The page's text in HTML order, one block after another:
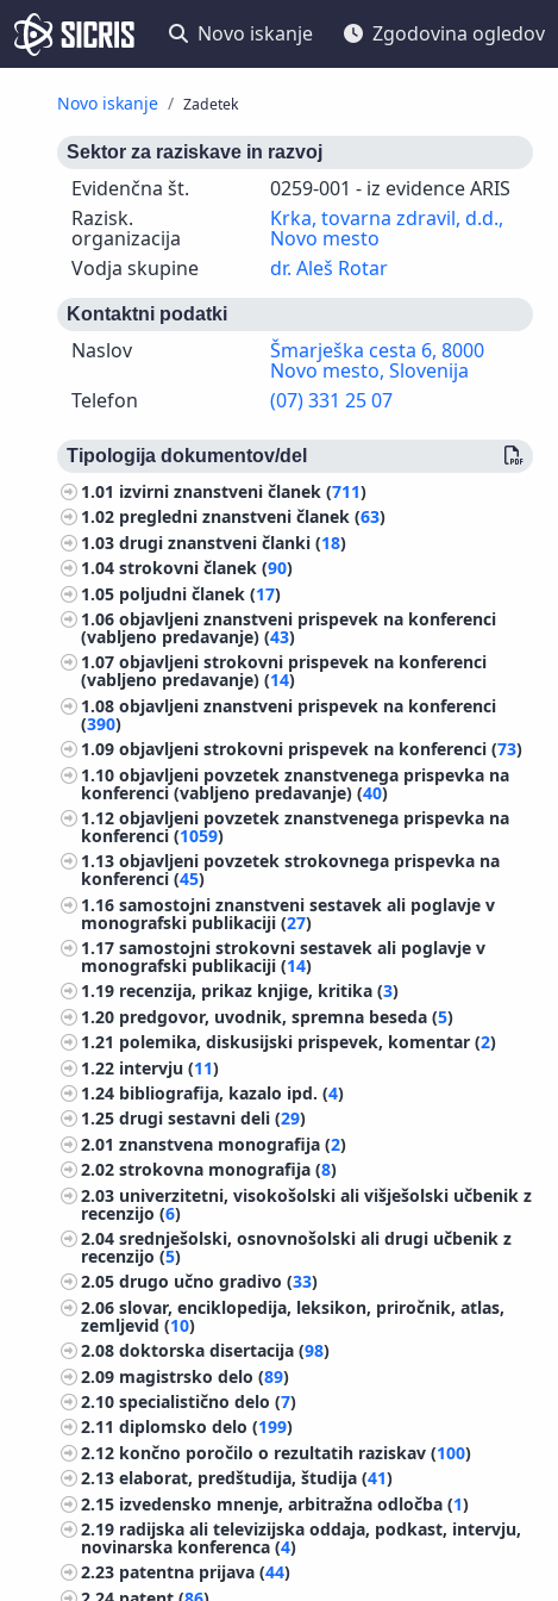
Novo iskanje Zgodovina ogledov
Novo iskanje Zadetek
Sektor za raziskave in razvoj
Evidenčna št.
0259-001 - iz evidence ARIS
Razisk.
organizacija
Krka, tovarna zdravil, d.d.,
Novo mesto
Vodja skupine
dr. Aleš Rotar
Kontaktni podatki
Naslov Šmarješka cesta 6, 8000
Novo mesto, Slovenija
Telefon
(07) 331 25 07
Tipologija dokumentov/del
1.01 izvirni znanstveni članek (711)
1.02 pregledni znanstveni članek (63)
1.03drugi znanstveni članki (18)
1.04strokovni članek (90)
1.05 poljudni članek (17)
1.06objavljeni znanstveni prispevek na konferenci
(vabljeno predavanje) (43)
1.07objavljeni strokovni prispevek na konferenci
(vabljeno predavanje) (14)
1.08objavljeni znanstveni prispevek na konferenci
(390)
1.09objavljeni strokovni prispevek na konferenci (73)
1.10objavljeni povzetek znanstvenega prispevka na
konferenci (vabljeno predavanje) (40)
1.12objavljeni povzetek znanstvenega prispevka na
konferenci (1059)
1.13objavljeni povzetek strokovnega prispevka na
konferenci (45)
1.16samostojni znanstveni sestavek ali poglavje v
monografski publikaciji (27)
1.17samostojni strokovni sestavek ali poglavje v
monografski publikaciji (14)
1.19 recenzija, prikaz knjige, kritika (3)
1.20 predgovor, uvodnik, spremna beseda (5)
1.21 polemika, diskusijski prispevek, komentar (2)
1.22 intervju (11)
1.24 bibliografija, kazalo ipd. (4)
1.25drugi sestavni deli (29)
2.01znanstvena monografija (2)
2.02strokovna monografija (8)
2.03 univerzitetni, visokošolski ali višješolski učbenik z
recenzijo (6)
2.04srednješolski, osnovnošolski ali drugi učbenik z
recenzijo (5)
2.05drugo učno gradivo (33)
2.06slovar, enciklopedija, leksikon, priročnik, atlas,
zemljevid (10)
2.08doktorska disertacija (98)
2.09 magistrsko delo (89)
2.10specialistično delo (7)
2.11diplomsko delo (199)
2.12 končno poročilo o rezultatih raziskav (100)
2.13elaborat, predštudija, študija (41)
2.15 izvedensko mnenje, arbitražna odločba (1)
2.19 radijska ali televizijska oddaja, podkast, intervju,
novinarska konferenca (4)
2.23 patentna prijava (44)